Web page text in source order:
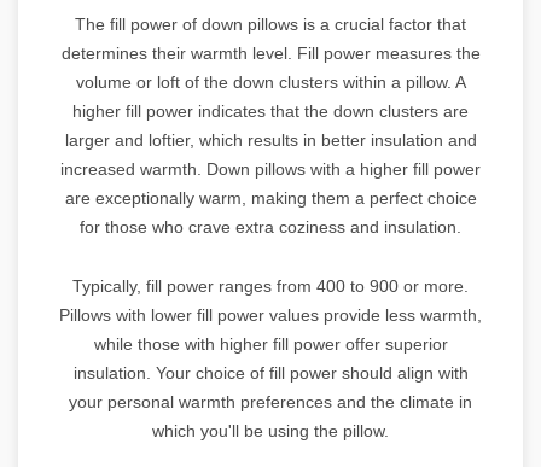
The fill power of down pillows is a crucial factor that
determines their warmth level. Fill power measures the
volume or loft of the down clusters within a pillow. A
higher fill power indicates that the down clusters are
larger and loftier, which results in better insulation and
increased warmth. Down pillows with a higher fill power
are exceptionally warm, making them a perfect choice
for those who crave extra coziness and insulation.
Typically, fill power ranges from 400 to 900 or more.
Pillows with lower fill power values provide less warmth,
while those with higher fill power offer superior
insulation. Your choice of fill power should align with
your personal warmth preferences and the climate in
which you'll be using the pillow.